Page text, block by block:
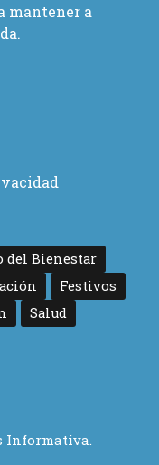
mantener a
del Bienestar
Festivos
Salud
Informativa.